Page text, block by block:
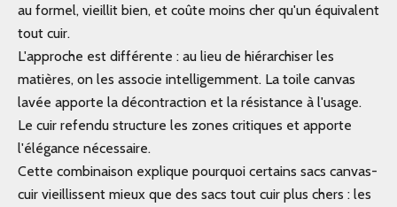
au formel, vieillit bien, et coûte moins cher qu'un équivalent
tout cuir.
L'approche est différente : au lieu de hiérarchiser les
matières, on les associe intelligemment. La toile canvas
lavée apporte la décontraction et la résistance à l'usage.
Le cuir refendu structure les zones critiques et apporte
l'élégance nécessaire.
Cette combinaison explique pourquoi certains sacs canvas-
cuir vieillissent mieux que des sacs tout cuir plus chers : les